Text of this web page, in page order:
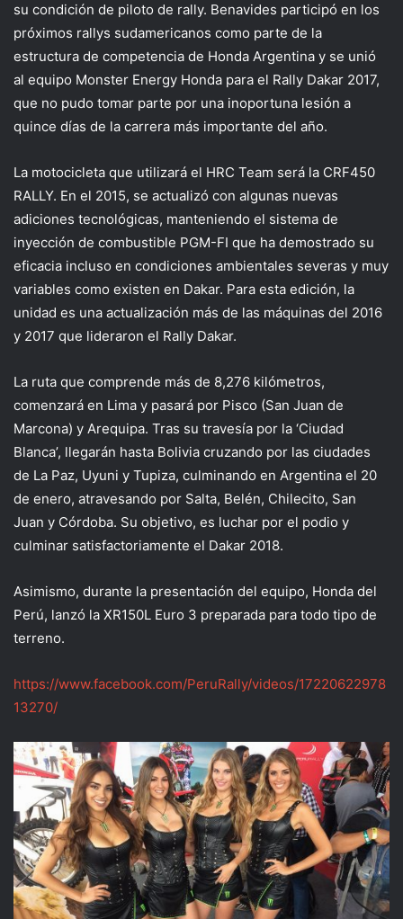
su condición de piloto de rally. Benavides participó en los
próximos rallys sudamericanos como parte de la
estructura de competencia de Honda Argentina y se unió
al equipo Monster Energy Honda para el Rally Dakar 2017,
que no pudo tomar parte por una inoportuna lesión a
quince días de la carrera más importante del año.
La motocicleta que utilizará el HRC Team será la CRF450
RALLY. En el 2015, se actualizó con algunas nuevas
adiciones tecnológicas, manteniendo el sistema de
inyección de combustible PGM-FI que ha demostrado su
eficacia incluso en condiciones ambientales severas y muy
variables como existen en Dakar. Para esta edición, la
unidad es una actualización más de las máquinas del 2016
y 2017 que lideraron el Rally Dakar.
La ruta que comprende más de 8,276 kilómetros,
comenzará en Lima y pasará por Pisco (San Juan de
Marcona) y Arequipa. Tras su travesía por la ‘Ciudad
Blanca’, llegarán hasta Bolivia cruzando por las ciudades
de La Paz, Uyuni y Tupiza, culminando en Argentina el 20
de enero, atravesando por Salta, Belén, Chilecito, San
Juan y Córdoba. Su objetivo, es luchar por el podio y
culminar satisfactoriamente el Dakar 2018.
Asimismo, durante la presentación del equipo, Honda del
Perú, lanzó la XR150L Euro 3 preparada para todo tipo de
terreno.
https://www.facebook.com/PeruRally/videos/17220622978
13270/